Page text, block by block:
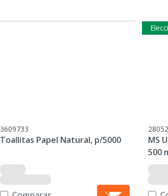
3609733
Toallitas Papel Natural, p/5000
MS
500